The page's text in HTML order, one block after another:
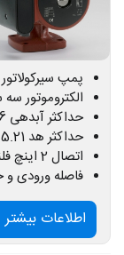
پمپ
الکتروموتور سه سرعته
حداکثر آبدهی 5.16 متر مکعب در ساعت
حداکثر هد 5.21 متر
اتصال 2 اینچ فلنچی
فاصله ورودی و خروجی
اطلاعات بیشتر